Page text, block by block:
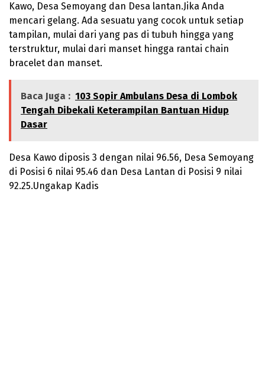
Kawo, Desa Semoyang dan Desa lantan.Jika Anda
mencari gelang. Ada sesuatu yang cocok untuk setiap
tampilan, mulai dari yang pas di tubuh hingga yang
terstruktur, mulai dari manset hingga rantai chain
bracelet dan manset.
Baca Juga : 103 Sopir Ambulans Desa di Lombok
Tengah Dibekali Keterampilan Bantuan Hidup
Dasar
Desa Kawo diposis 3 dengan nilai 96.56, Desa Semoyang
di Posisi 6 nilai 95.46 dan Desa Lantan di Posisi 9 nilai
92.25.Ungakap Kadis